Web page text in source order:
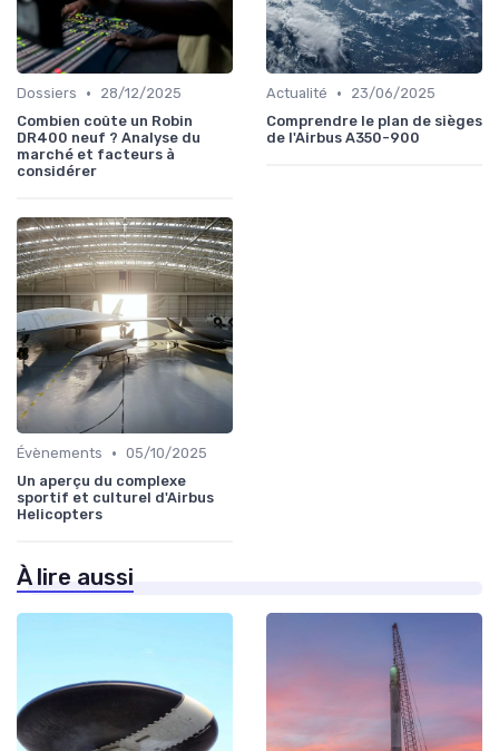
Dossiers •
28/12/2025
Combien coûte un Robin
DR400 neuf ? Analyse du
marché et facteurs à
considérer
Actualité •
23/06/2025
Comprendre le plan de sièges
de l'Airbus A350-900
Évènements • 05/10/2025
Un aperçu du complexe
sportif et culturel d'Airbus
Helicopters
À lire aussi